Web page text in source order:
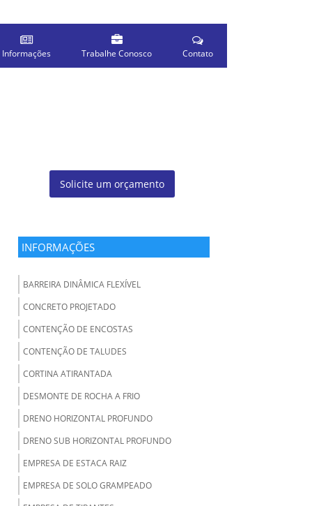
Informações Trabalhe Conosco Contato
Solicite um orçamento
INFORMAÇÕES
BARREIRA DINÂMICA FLEXÍVEL
CONCRETO PROJETADO
CONTENÇÃO DE ENCOSTAS
CONTENÇÃO DE TALUDES
CORTINA ATIRANTADA
DESMONTE DE ROCHA A FRIO
DRENO HORIZONTAL PROFUNDO
DRENO SUB HORIZONTAL PROFUNDO
EMPRESA DE ESTACA RAIZ
EMPRESA DE SOLO GRAMPEADO